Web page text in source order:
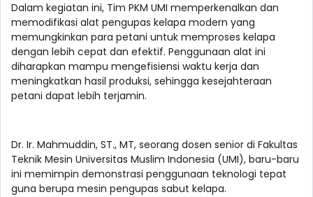
Dalam kegiatan ini, Tim PKM UMI memperkenalkan dan
memodifikasi alat pengupas kelapa modern yang
memungkinkan para petani untuk memproses kelapa
dengan lebih cepat dan efektif. Penggunaan alat ini
diharapkan mampu mengefisiensi waktu kerja dan
meningkatkan hasil produksi, sehingga kesejahteraan
petani dapat lebih terjamin.
Dr. Ir. Mahmuddin, ST., MT, seorang dosen senior di Fakultas
Teknik Mesin Universitas Muslim Indonesia (UMI), baru-baru
ini memimpin demonstrasi penggunaan teknologi tepat
guna berupa mesin pengupas sabut kelapa.